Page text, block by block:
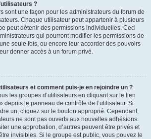
?
sont une façon pour les administrateurs du forum de
Chaque utilisateur peut appartenir à plusieurs
peut détenir des permissions individuelles. Ceci
qui pourront modifier les permissions de
seule fois, ou encore leur accorder des pouvoirs
donner accès à un forum privé.
et comment puis-je en rejoindre un ?
les groupes d’utilisateurs en cliquant sur le lien
depuis le panneau de contrôle de l’utilisateur. Si
un, cliquez sur le bouton approprié. Cependant,
ne sont pas ouverts aux nouvelles adhésions.
une approbation, d’autres peuvent être privés et
invisibles. Si le groupe est public, vous pouvez le